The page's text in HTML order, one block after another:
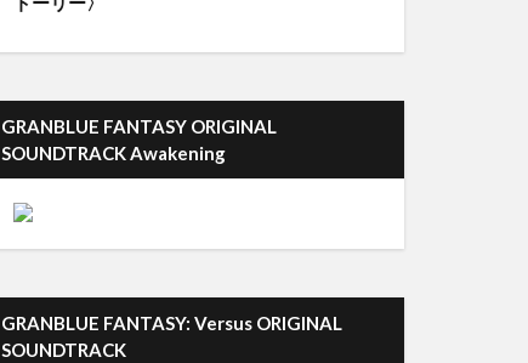
GRANBLUE FANTASY ORIGINAL
SOUNDTRACK Awakening
GRANBLUE FANTASY: Versus ORIGINAL
SOUNDTRACK